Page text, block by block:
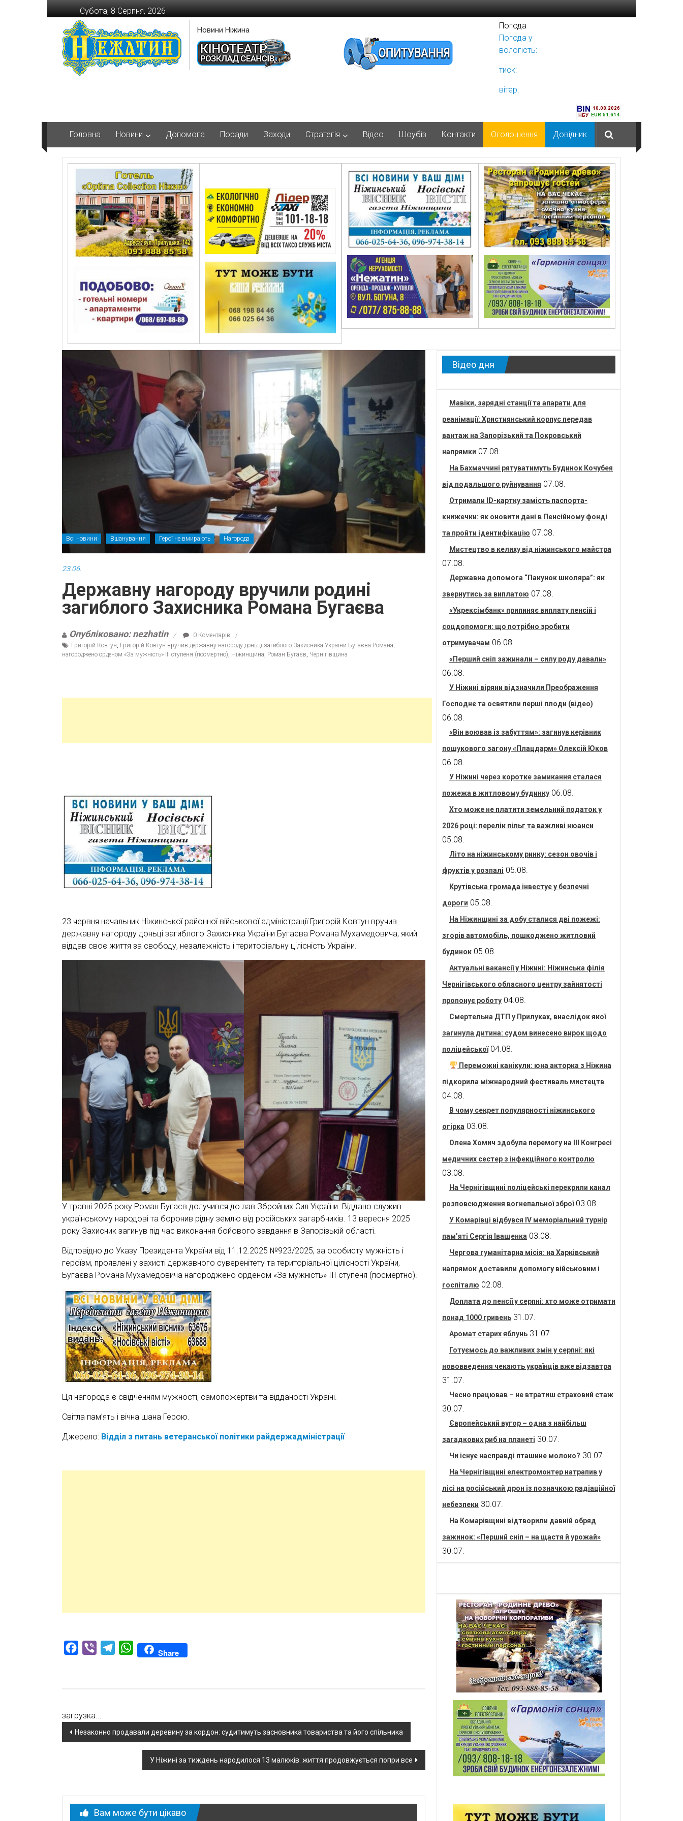
Перейти
до
вмісту
Субота, 8 Серпня, 2026
Новини Ніжина
Погода
Погода у
вологість:
тиск:
вітер:
Головна Новини Допомога Поради Заходи Стратегія Відео Шоубіз Контакти Оголошення Довідник
Всі новини Вшанування Герої не вмирають Нагорода
23.06.
Державну нагороду вручили родині
загиблого Захисника Романа Бугаєва
Опубліковано: nezhatin
0 Коментарів
Григорій Ковтун Григорій Ковтун вручив державну нагороду доньці загиблого Захисника України Бугаєва Романа
нагороджено орденом «За мужність» ІІІ ступеня (посмертно) Ніжинщина Роман Бугаєв Чернігівщина
23 червня начальник Ніжинської районної військової адміністрації Григорій Ковтун вручив
державну нагороду доньці загиблого Захисника України Бугаєва Романа Мухамедовича, який
віддав своє життя за свободу, незалежність і територіальну цілісність України.
У травні 2025 року Роман Бугаєв долучився до лав Збройних Сил України. Віддано служив
українському народові та боронив рідну землю від російських загарбників. 13 вересня 2025
року Захисник загинув під час виконання бойового завдання в Запорізькій області.
Відповідно до Указу Президента України від 11.12.2025 №923/2025, за особисту мужність і
героїзм, проявлені у захисті державного суверенітету та територіальної цілісності України,
Бугаєва Романа Мухамедовича нагороджено орденом «За мужність» ІІІ ступеня (посмертно).
Ця нагорода є свідченням мужності, самопожертви та відданості Україні.
Світла пам’ять і вічна шана Герою.
Джерело: Відділ з питань ветеранської політики райдержадміністрації
Facebook
Viber TelegramWhatsAppShare
загрузка...
Навігація
Незаконно продавали деревину за кордон: судитимуть засновника товариства та його спільника
У Ніжині за тиждень народилося 13 малюків: життя продовжується попри все
Вам може бути цікаво
Відео дня
Мавіки, зарядні станції та апарати для
реанімації: Християнський корпус передав
вантаж на Запорізький та Покровський
напрямки 07.08.
На Бахмаччині рятуватимуть Будинок Кочубея
від подальшого руйнування 07.08.
Отримали ID-картку замість паспорта-
книжечки: як оновити дані в Пенсійному фонді
та пройти ідентифікацію 07.08.
Мистецтво в келиху від ніжинського майстра
07.08.
Державна допомога “Пакунок школяра”: як
звернутись за виплатою 07.08.
«Укрексімбанк» припиняє виплату пенсій і
соцдопомоги: що потрібно зробити
отримувачам 06.08.
«Перший сніп зажинали – силу роду давали»
06.08.
У Ніжині віряни відзначили Преображення
Господнє та освятили перші плоди (відео)
06.08.
«Він воював із забуттям»: загинув керівник
пошукового загону «Плацдарм» Олексій Юков
06.08.
У Ніжині через коротке замикання сталася
пожежа в житловому будинку 06.08.
Хто може не платити земельний податок у
2026 році: перелік пільг та важливі нюанси
05.08.
Літо на ніжинському ринку: сезон овочів і
фруктів у розпалі 05.08.
Крутівська громада інвестує у безпечні
дороги 05.08.
На Ніжинщині за добу сталися дві пожежі:
згорів автомобіль, пошкоджено житловий
будинок 05.08.
Актуальні вакансії у Ніжині: Ніжинська філія
Чернігівського обласного центру зайнятості
пропонує роботу 04.08.
Смертельна ДТП у Прилуках, внаслідок якої
загинула дитина: судом винесено вирок щодо
поліцейської 04.08.
Переможні канікули: юна акторка з Ніжина
підкорила міжнародний фестиваль мистецтв
04.08.
В чому секрет популярності ніжинського
огірка 03.08.
Олена Хомич здобула перемогу на ІІІ Конгресі
медичних сестер з інфекційного контролю
03.08.
На Чернігівщині поліцейські перекрили канал
розповсюдження вогнепальної зброї 03.08.
У Комарівці відбувся IV меморіальний турнір
пам’яті Сергія Іващенка 03.08.
Чергова гуманітарна місія: на Харківський
напрямок доставили допомогу військовим і
госпіталю 02.08.
Доплата до пенсії у серпні: хто може отримати
понад 1000 гривень 31.07.
Аромат старих яблунь 31.07.
Готуємось до важливих змін у серпні: які
нововведення чекають українців вже відзавтра
31.07.
Чесно працював – не втратиш страховий стаж
30.07.
Європейський вугор – одна з найбільш
загадкових риб на планеті 30.07.
Чи існує насправді пташине молоко? 30.07.
На Чернігівщині електромонтер натрапив у
лісі на російський дрон із позначкою радіаційної
небезпеки 30.07.
На Комарівщині відтворили давній обряд
зажинок: «Перший сніп – на щастя й урожай»
30.07.